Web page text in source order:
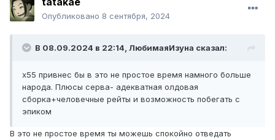
Опубликовано 8 сентября, 2024
В 08.09.2024 в 22:14, ЛюбимаяИзуна сказал:
х55 привнес бы в это не простое время намного больше
народа. Плюсы серва- адекватная олдовая
сборка+человечные рейты и возможность побегать с
эпиком
В это не простое время ты можешь спокойно отведать